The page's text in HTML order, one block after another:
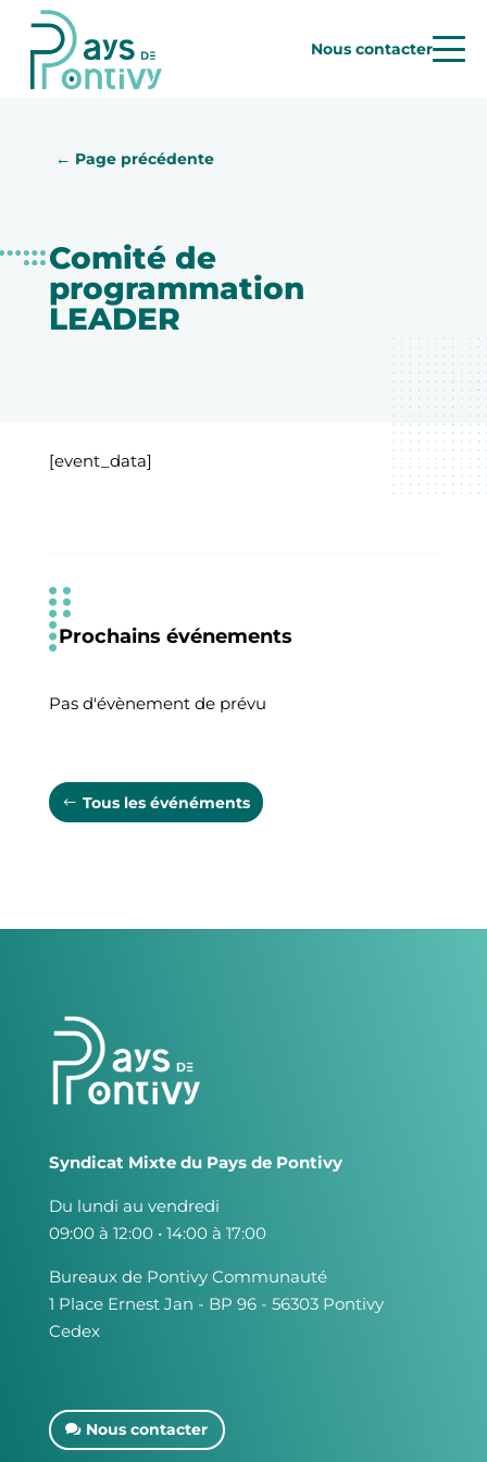
Nous contacter
← Page précédente
Comité de
programmation
LEADER
[event_data]
Prochains événements
Pas d'évènement de prévu
Tous les événéments
Syndicat Mixte du Pays de Pontivy
Du lundi au vendredi
09:00 à 12:00 • 14:00 à 17:00
Bureaux de Pontivy Communauté
1 Place Ernest Jan - BP 96 - 56303 Pontivy
Cedex
Nous contacter